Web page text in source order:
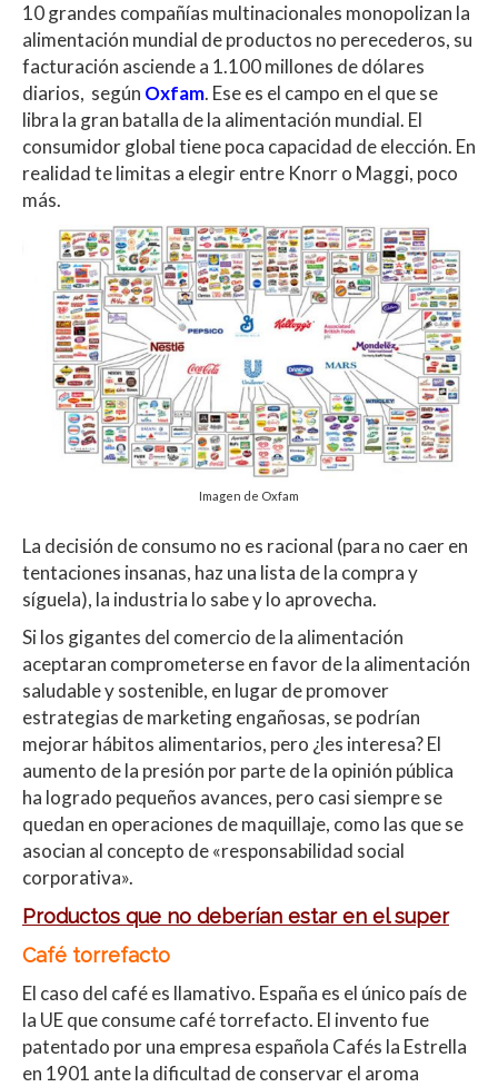
10 grandes compañías multinacionales monopolizan la
alimentación mundial de productos no perecederos, su
facturación asciende a 1.100 millones de dólares
diarios, según Oxfam. Ese es el campo en el que se
libra la gran batalla de la alimentación mundial. El
consumidor global tiene poca capacidad de elección. En
realidad te limitas a elegir entre Knorr o Maggi, poco
más.
Imagen de Oxfam
La decisión de consumo no es racional (para no caer en
tentaciones insanas, haz una lista de la compra y
síguela), la industria lo sabe y lo aprovecha.
Si los gigantes del comercio de la alimentación
aceptaran comprometerse en favor de la alimentación
saludable y sostenible, en lugar de promover
estrategias de marketing engañosas, se podrían
mejorar hábitos alimentarios, pero ¿les interesa? El
aumento de la presión por parte de la opinión pública
ha logrado pequeños avances, pero casi siempre se
quedan en operaciones de maquillaje, como las que se
asocian al concepto de «responsabilidad social
corporativa».
Productos que no deberían estar en el super
Café torrefacto
El caso del café es llamativo. España es el único país de
la UE que consume café torrefacto. El invento fue
patentado por una empresa española Cafés la Estrella
en 1901 ante la dificultad de conservar el aroma